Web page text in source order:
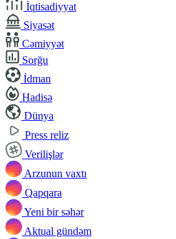
İqtisadiyyat
Siyasət
Cəmiyyət
Sorğu
İdman
Hadisə
Dünya
Press reliz
Verilişlər
Arzunun vaxtı
Qapqara
Yeni bir səhər
Aktual gündəm